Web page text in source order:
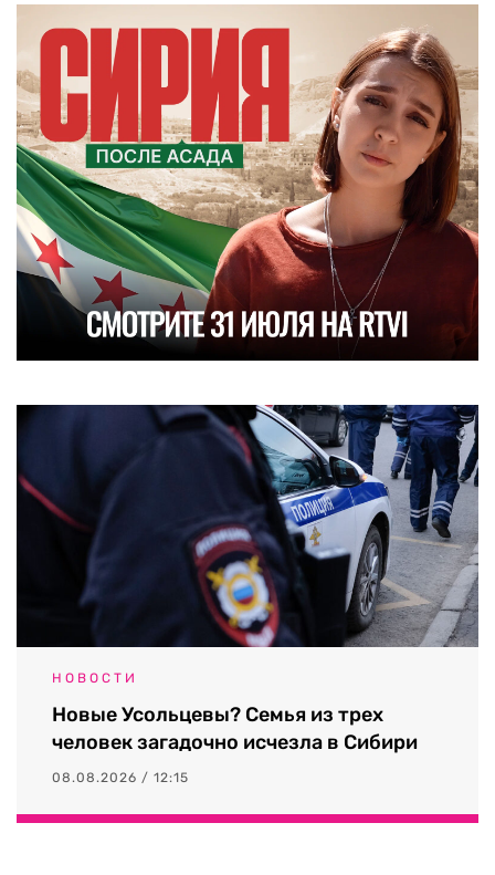
НОВОСТИ
Новые Усольцевы? Семья из трех
человек загадочно исчезла в Сибири
08.08.2026 / 12:15